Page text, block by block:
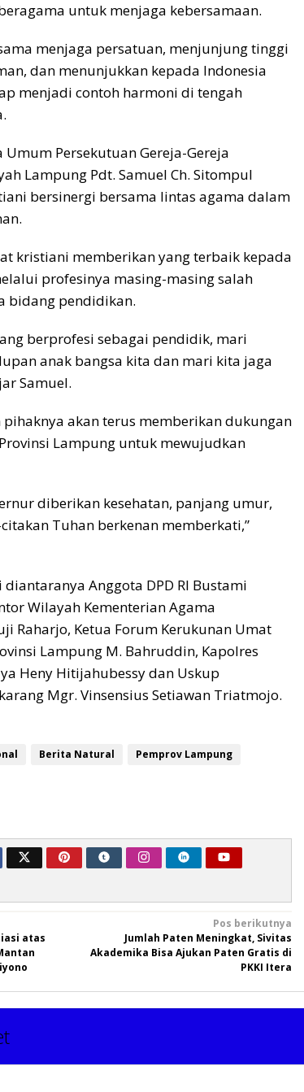
untuk menjaga kebersamaan.
menjaga persatuan, menjunjung tinggi
dan menunjukkan kepada Indonesia
menjadi contoh harmoni di tengah
Umum Persekutuan Gereja-Gereja
Lampung Pdt. Samuel Ch. Sitompul
bersinergi bersama lintas agama dalam
kristiani memberikan yang terbaik kepada
profesinya masing-masing salah
bidang pendidikan.
berprofesi sebagai pendidik, mari
anak bangsa kita dan mari kita jaga
Samuel.
akan terus memberikan dukungan
Lampung untuk mewujudkan
diberikan kesehatan, panjang umur,
Tuhan berkenan memberkati,”
Anggota DPD RI Bustami
Wilayah Kementerian Agama
Raharjo, Ketua Forum Kerukunan Umat
Lampung M. Bahruddin, Kapolres
Heny Hitijahubessy dan Uskup
Mgr. Vinsensius Setiawan Triatmojo.
Berita Natural
Pemprov Lampung
atas
Pos berikutnya
Jumlah Paten Meningkat, Sivitas
Akademika Bisa Ajukan Paten Gratis di
PKKI Itera